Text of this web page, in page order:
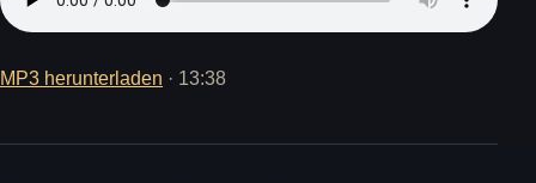
MP3 herunterladen · 13:38